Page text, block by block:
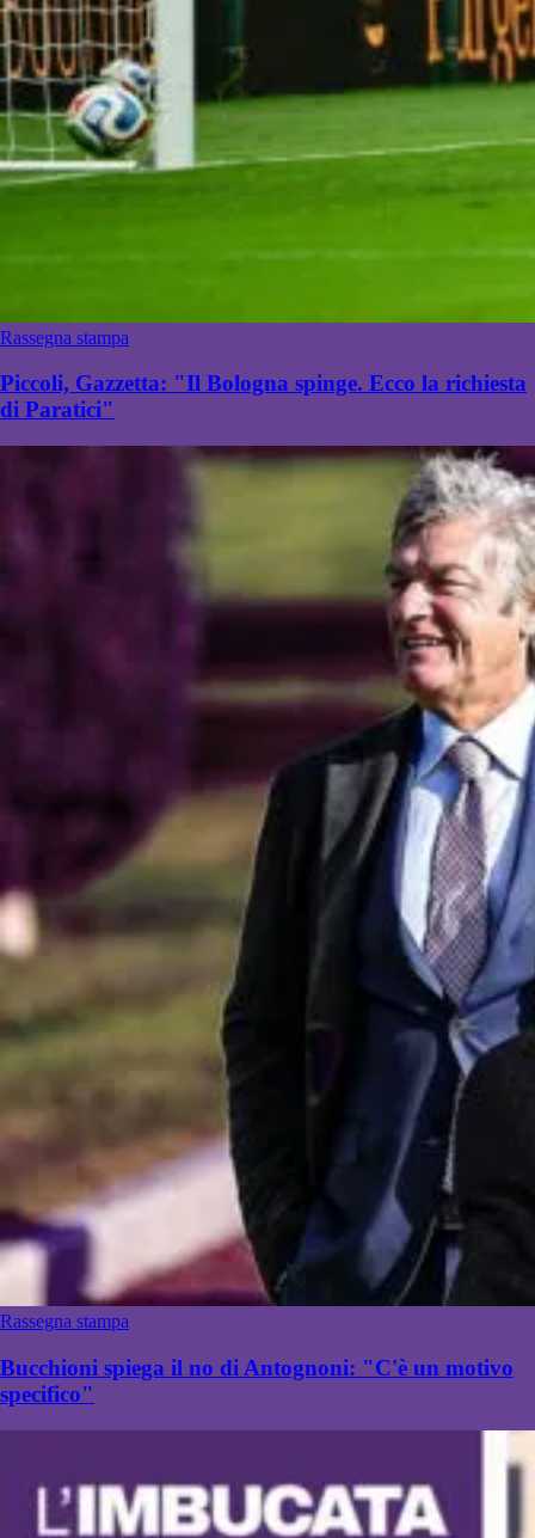
Rassegna stampa
Piccoli, Gazzetta: "Il Bologna spinge. Ecco la richiesta
di Paratici"
Rassegna stampa
Bucchioni spiega il no di Antognoni: "C'è un motivo
specifico"